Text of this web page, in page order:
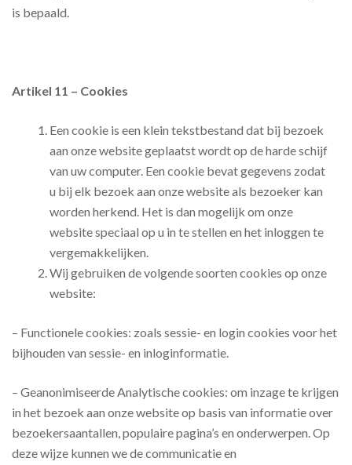
is bepaald.
Artikel 11 – Cookies
Een cookie is een klein tekstbestand dat bij bezoek
aan onze website geplaatst wordt op de harde schijf
van uw computer. Een cookie bevat gegevens zodat
u bij elk bezoek aan onze website als bezoeker kan
worden herkend. Het is dan mogelijk om onze
website speciaal op u in te stellen en het inloggen te
vergemakkelijken.
Wij gebruiken de volgende soorten cookies op onze
website:
– Functionele cookies: zoals sessie- en login cookies voor het
bijhouden van sessie- en inloginformatie.
– Geanonimiseerde Analytische cookies: om inzage te krijgen
in het bezoek aan onze website op basis van informatie over
bezoekersaantallen, populaire pagina’s en onderwerpen. Op
deze wijze kunnen we de communicatie en